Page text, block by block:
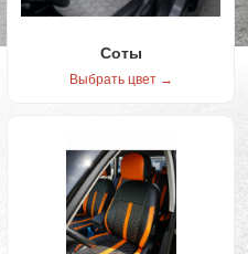
Соты
Выбрать цвет →